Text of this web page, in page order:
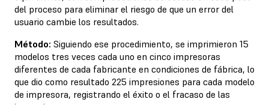
del proceso para eliminar el riesgo de que un error del
usuario cambie los resultados.
Método: Siguiendo ese procedimiento, se imprimieron 15
modelos tres veces cada uno en cinco impresoras
diferentes de cada fabricante en condiciones de fábrica, lo
que dio como resultado 225 impresiones para cada modelo
de impresora, registrando el éxito o el fracaso de las